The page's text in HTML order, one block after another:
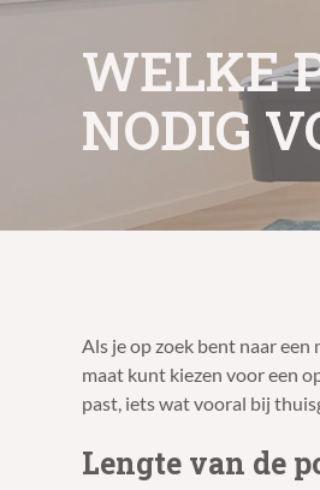
WELKE
NODIG
Als je op zoek bent naar
maat kunt kiezen voor een
past, iets wat vooral bij
Lengte van de